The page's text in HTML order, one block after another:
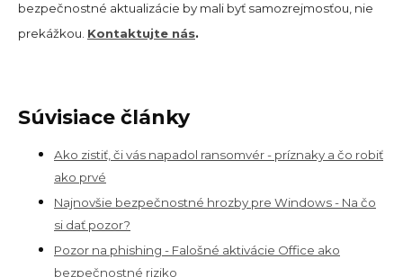
bezpečnostné aktualizácie by mali byť samozrejmosťou, nie
prekážkou. Kontaktujte nás.
Súvisiace články
Ako zistiť, či vás napadol ransomvér - príznaky a čo robiť
ako prvé
Najnovšie bezpečnostné hrozby pre Windows - Na čo
si dať pozor?
Pozor na phishing - Falošné aktivácie Office ako
bezpečnostné riziko